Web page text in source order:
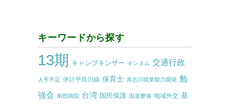
キーワードから探す
13期 キャンプキンザー ギンネム 交通行政
人手不足 伊計平良川線 保育士 具志川職業能力開発 勉
強会 南部病院 台湾 国民保護 国道整備 地域外交 基